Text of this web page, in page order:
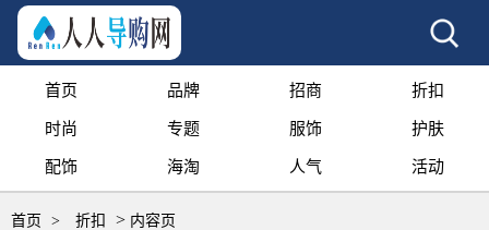
首页 品牌 招商 折扣
时尚 专题 服饰 护肤
配饰 海淘 人气 活动
首页 > 折扣 > 内容页